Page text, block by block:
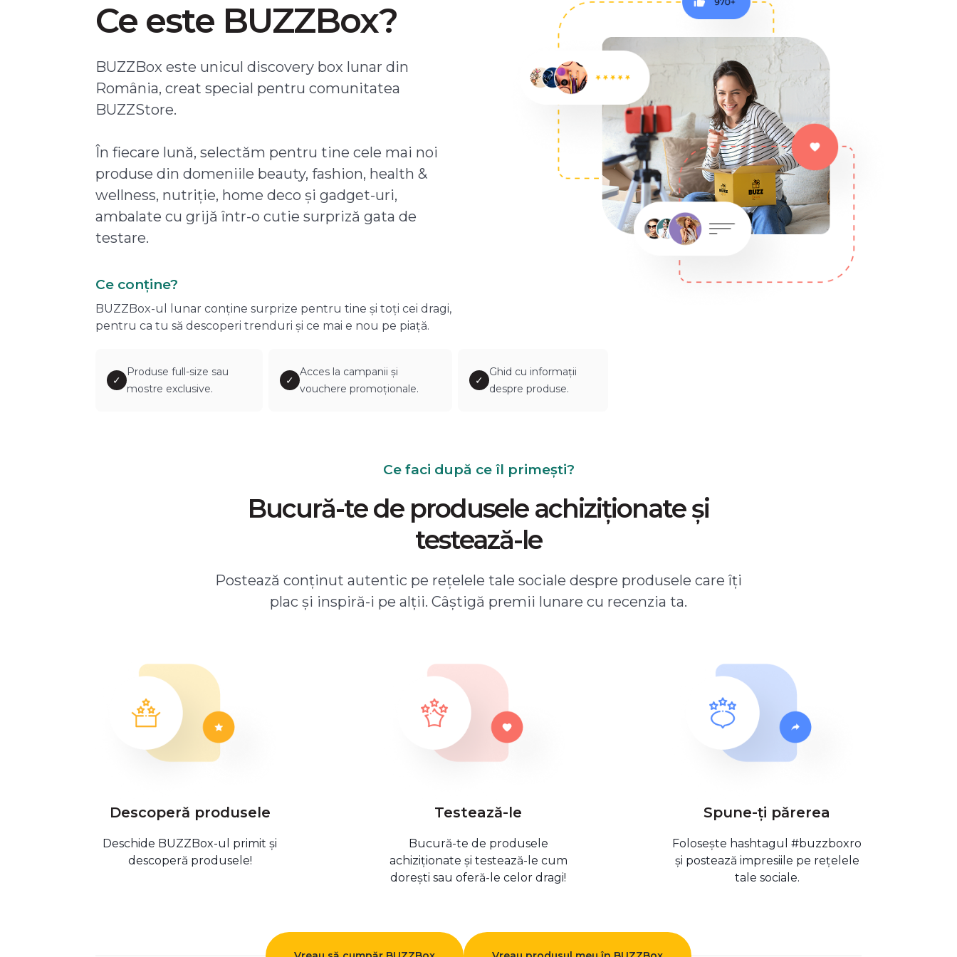
Ce este BUZZBox?
BUZZBox este unicul discovery box lunar din
România, creat special pentru comunitatea
BUZZStore.
În fiecare lună, selectăm pentru tine cele mai noi
produse din domeniile beauty, fashion, health &
wellness, nutriție, home deco și gadget-uri,
ambalate cu grijă într-o cutie surpriză gata de
testare.
Ce conține?
BUZZBox-ul lunar conține surprize pentru tine și toți cei dragi,
pentru ca tu să descoperi trenduri și ce mai e nou pe piață.
✓
Produse full-size sau
mostre exclusive.
✓
Acces la campanii și
vouchere promoționale.
✓
Ghid cu informații
despre produse.
Ce faci după ce îl primești?
Bucură-te de produsele achiziționate și
testează-le
Postează conținut autentic pe rețelele tale sociale despre produsele care îți
plac și inspiră-i pe alții. Câștigă premii lunare cu recenzia ta.
Descoperă produsele
Deschide BUZZBox-ul primit și
descoperă produsele!
Testează-le
Bucură-te de produsele
achiziționate și testează-le cum
dorești sau oferă-le celor dragi!
Spune-ți părerea
Folosește hashtagul #buzzboxro
și postează impresiile pe rețelele
tale sociale.